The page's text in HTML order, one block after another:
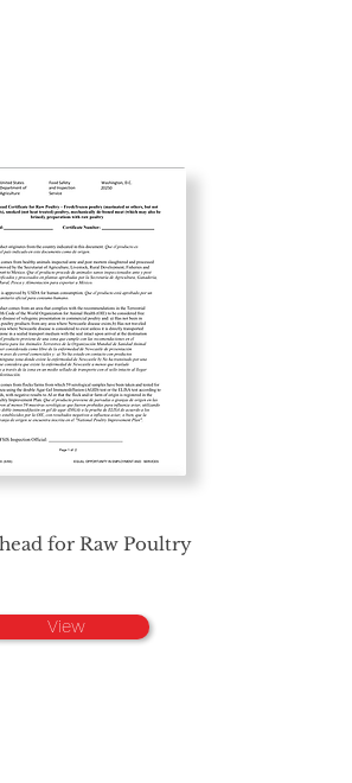
View
for Raw Poultry